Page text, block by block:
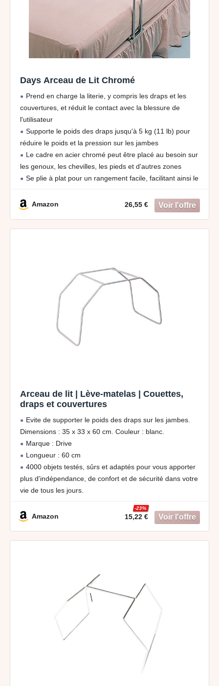
Days Arceau de Lit Chromé
Prend en charge la literie, y compris les draps et les
couvertures, et réduit le contact avec la blessure de
l'utilisateur
Supporte le poids des draps jusqu'à 5 kg (11 lb) pour
réduire le poids et la pression sur les jambes
Le cadre en acier chromé peut être placé au besoin sur
les genoux, les chevilles, les pieds et d'autres zones
Se plie à plat pour un rangement facile, facilitant ainsi le
n'est pas utilisé
Idéal pour les personnes âgées, blessées ou
Amazon 26,55 €
Arceau de lit | Lève-matelas | Couettes,
draps et couvertures
Evite de supporter le poids des draps sur les jambes.
Dimensions : 35 x 33 x 60 cm. Couleur : blanc.
Marque : Drive
Longueur : 60 cm
4000 objets testés, sûrs et adaptés pour vous apporter
plus d'indépendance, de confort et de sécurité dans votre
vie de tous les jours.
Amazon 15,22 €
-23%